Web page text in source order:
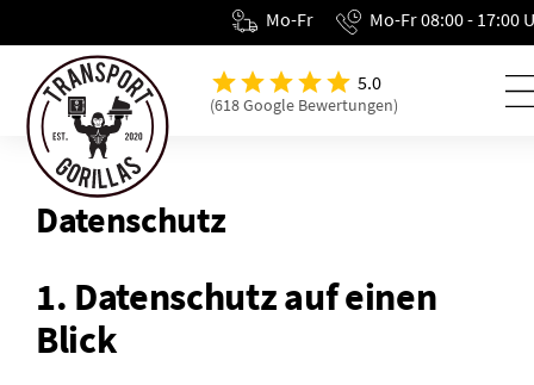
Mo-Fr Mo-Fr 08:00 - 17:00
5.0
(618 Google Bewertungen)
Datenschutz
1. Datenschutz auf einen
Blick